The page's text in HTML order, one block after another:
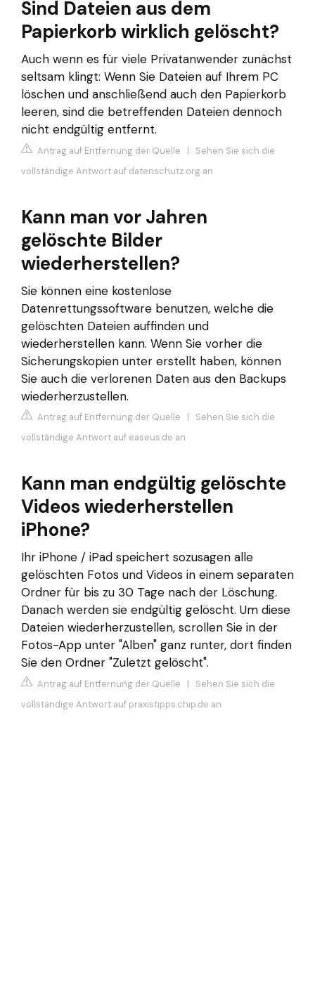
Sind Dateien aus dem
Papierkorb wirklich gelöscht?
Auch wenn es für viele Privatanwender zunächst
seltsam klingt: Wenn Sie Dateien auf Ihrem PC
löschen und anschließend auch den Papierkorb
leeren, sind die betreffenden Dateien dennoch
nicht endgültig entfernt.
Antrag auf Entfernung der Quelle | Sehen Sie sich die
vollständige Antwort auf datenschutz.org an
Kann man vor Jahren
gelöschte Bilder
wiederherstellen?
Sie können eine kostenlose
Datenrettungssoftware benutzen, welche die
gelöschten Dateien auffinden und
wiederherstellen kann. Wenn Sie vorher die
Sicherungskopien unter erstellt haben, können
Sie auch die verlorenen Daten aus den Backups
wiederherzustellen.
Antrag auf Entfernung der Quelle | Sehen Sie sich die
vollständige Antwort auf easeus.de an
Kann man endgültig gelöschte
Videos wiederherstellen
iPhone?
Ihr iPhone / iPad speichert sozusagen alle
gelöschten Fotos und Videos in einem separaten
Ordner für bis zu 30 Tage nach der Löschung.
Danach werden sie endgültig gelöscht. Um diese
Dateien wiederherzustellen, scrollen Sie in der
Fotos-App unter "Alben" ganz runter, dort finden
Sie den Ordner "Zuletzt gelöscht".
Antrag auf Entfernung der Quelle | Sehen Sie sich die
vollständige Antwort auf praxistipps.chip.de an